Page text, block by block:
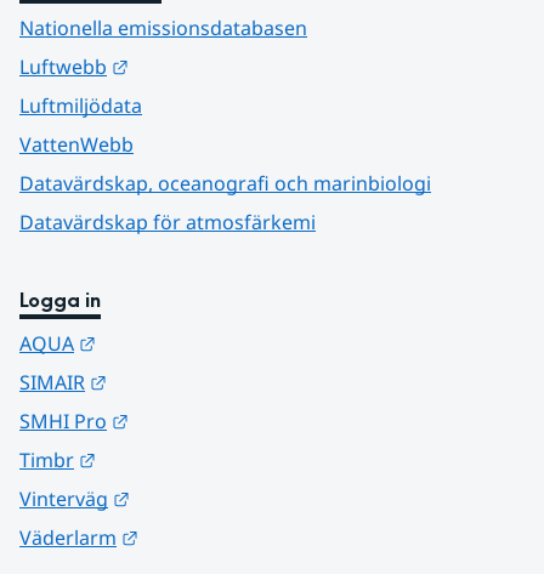
Nationella emissionsdatabasen
Luftwebb
Luftmiljödata
VattenWebb
Datavärdskap, oceanografi och marinbiologi
Datavärdskap för atmosfärkemi
Logga in
AQUA
SIMAIR
SMHI Pro
Timbr
Vinterväg
Väderlarm